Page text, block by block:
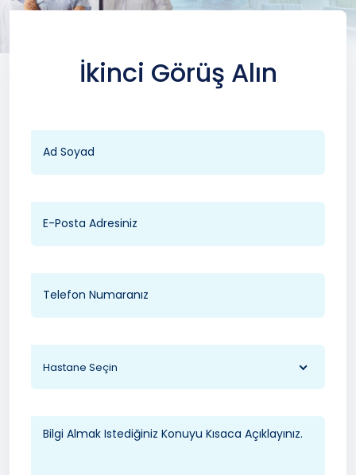
İkinci Görüş Alın
Hastane Seçin